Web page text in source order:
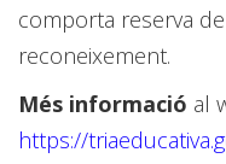
comporta reserva
reconeixement.
Més informació al
https://